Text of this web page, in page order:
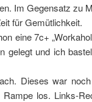
Im Gegensatz zu
für Gemütlichkeit.
eine 7c+
gelegt und ich
Dieses war
los. Links-